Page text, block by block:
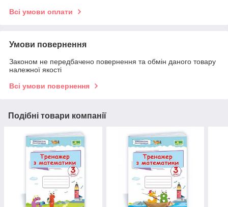
Всі умови оплати
Умови повернення
Законом не передбачено повернення та обмін даного товару
належної якості
Всі умови повернення
Подібні товари компанії